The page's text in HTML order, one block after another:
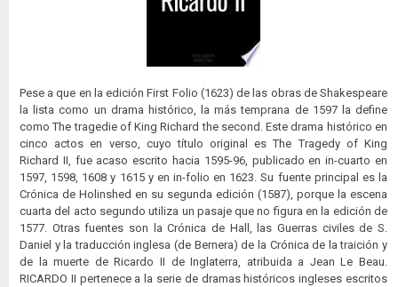
Pese a que en la edición First Folio (1623) de las obras de Shakespeare
la lista como un drama histórico, la más temprana de 1597 la define
como The tragedie of King Richard the second. Este drama histórico en
cinco actos en verso, cuyo título original es The Tragedy of King
Richard II, fue acaso escrito hacia 1595-96, publicado en in-cuarto en
1597, 1598, 1608 y 1615 y en in-folio en 1623. Su fuente principal es la
Crónica de Holinshed en su segunda edición (1587), porque la escena
cuarta del acto segundo utiliza un pasaje que no figura en la edición de
1577. Otras fuentes son la Crónica de Hall, las Guerras civiles de S.
Daniel y la traducción inglesa (de Bernera) de la Crónica de la traición y
de la muerte de Ricardo II de Inglaterra, atribuida a Jean Le Beau.
RICARDO II pertenece a la serie de dramas históricos ingleses escritos